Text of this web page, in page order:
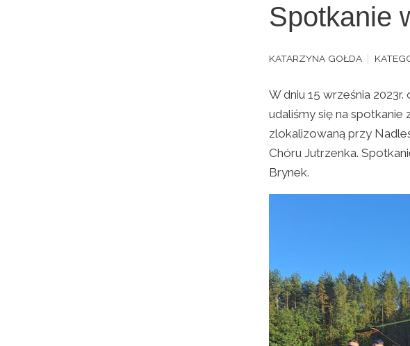
Spotkanie
KATARZYNA GOŁDA
W dniu 15 września
udaliśmy się na
zlokalizowaną przy
Chóru Jutrzenka.
Brynek.